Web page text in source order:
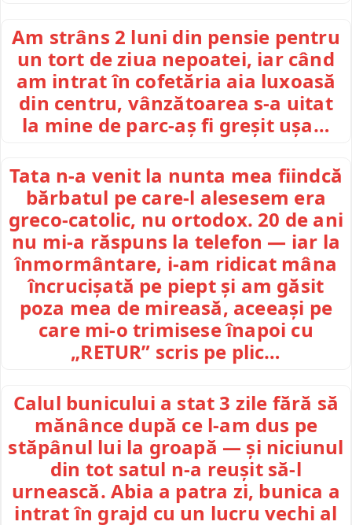
Am strâns 2 luni din pensie pentru
un tort de ziua nepoatei, iar când
am intrat în cofetăria aia luxoasă
din centru, vânzătoarea s-a uitat
la mine de parc-aș fi greșit ușa…
Tata n-a venit la nunta mea fiindcă
bărbatul pe care-l alesesem era
greco-catolic, nu ortodox. 20 de ani
nu mi-a răspuns la telefon — iar la
înmormântare, i-am ridicat mâna
încrucișată pe piept și am găsit
poza mea de mireasă, aceeași pe
care mi-o trimisese înapoi cu
„RETUR” scris pe plic…
Calul bunicului a stat 3 zile fără să
mănânce după ce l-am dus pe
stăpânul lui la groapă — și niciunul
din tot satul n-a reușit să-l
urnească. Abia a patra zi, bunica a
intrat în grajd cu un lucru vechi al